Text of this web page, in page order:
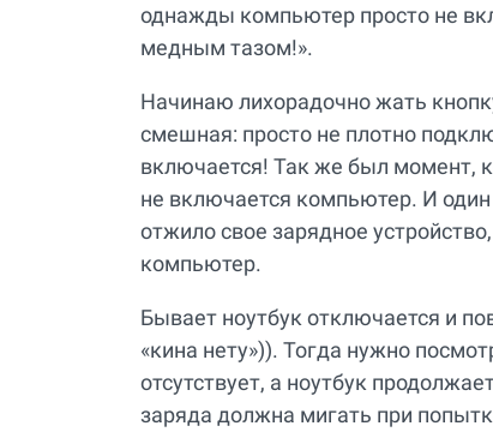
однажды компьютер просто не
медным тазом!».
Начинаю лихорадочно жать
смешная: просто не плотно
включается! Так же был момент,
не включается компьютер. И
отжило свое зарядное
компьютер.
Бывает ноутбук отключается и
«кина нету»)). Тогда нужно
отсутствует, а ноутбук
заряда должна мигать при